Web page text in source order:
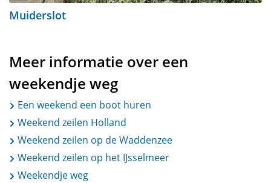
Muiderslot
Meer informatie over een
weekendje weg
Een weekend een boot huren
Weekend zeilen Holland
Weekend zeilen op de Waddenzee
Weekend zeilen op het IJsselmeer
Weekendje weg